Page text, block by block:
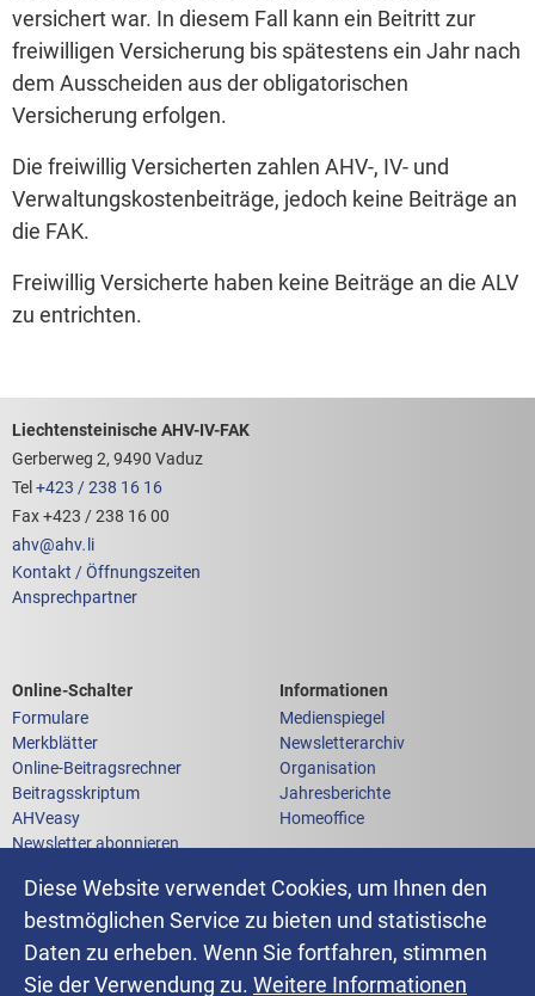
Diese Website verwendet Cookies, um Ihnen den
bestmöglichen Service zu bieten und statistische
Daten zu erheben. Wenn Sie fortfahren, stimmen
Sie der Verwendung zu. Weitere Informationen
versichert war. In diesem Fall kann ein Beitritt zur
freiwilligen Versicherung bis spätestens ein Jahr nach
dem Ausscheiden aus der obligatorischen
Versicherung erfolgen.
Die freiwillig Versicherten zahlen AHV-, IV- und
Verwaltungskostenbeiträge, jedoch keine Beiträge an
die FAK.
Freiwillig Versicherte haben keine Beiträge an die ALV
zu entrichten.
Footerbereich mit hilfreichen Links
Liechtensteinische AHV-IV-FAK
Gerberweg 2, 9490 Vaduz
Tel +423 / 238 16 16
Fax +423 / 238 16 00
ahv@ahv. li
Kontakt / Öffnungszeiten
Ansprechpartner
Links zum
Online-Schalter
Formulare
Merkblätter
Online-Beitragsrechner
Beitragsskriptum
AHVeasy
Newsletter abonnieren
Links zu weiteren
Informationen
Medienspiegel
Newsletterarchiv
Organisation
Jahresberichte
Homeoffice
Impressum
Datenschutz